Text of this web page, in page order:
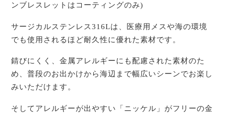
ンブレスレットはコーティングのみ)
サージカルステンレス316Lは、医療用メスや海の環境
でも使用されるほど耐久性に優れた素材です。
錆びにくく、金属アレルギーにも配慮された素材のた
め、普段のお出かけから海辺まで幅広いシーンでお楽し
みいただけます。
そしてアレルギーが出やすい「ニッケル」がフリーの金